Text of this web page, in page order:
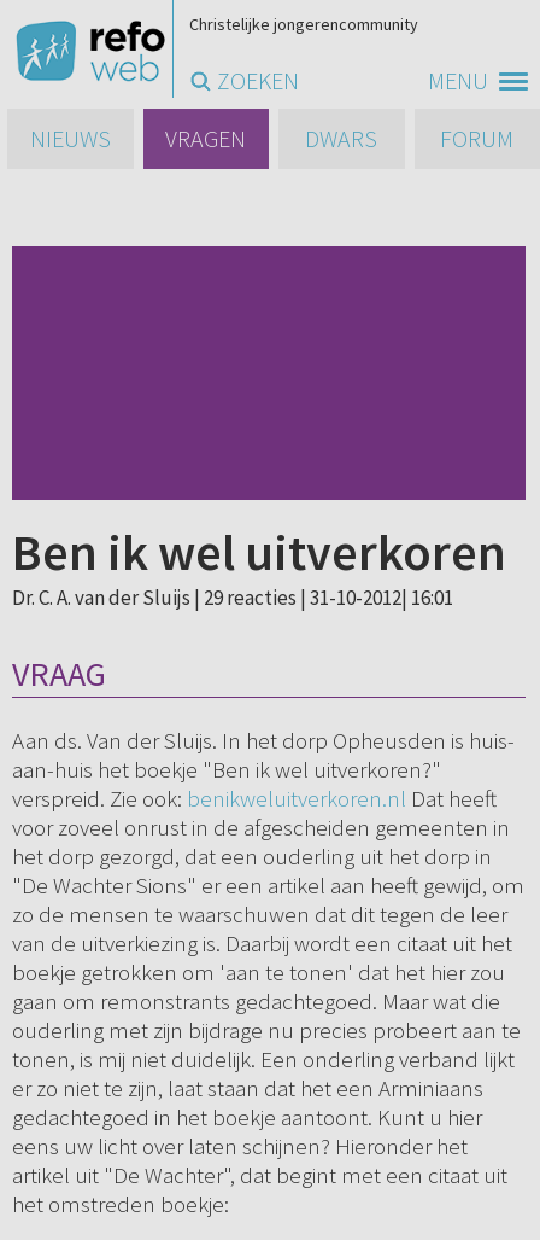
MENU
Christelijke jongerencommunity
ZOEKEN
NIEUWS
VRAGEN DWARS FORUM
Ben ik wel uitverkoren
Dr. C. A. van der Sluijs | 29 reacties | 31-10-2012| 16:01
VRAAG
Aan ds. Van der Sluijs. In het dorp Opheusden is huis-
aan-huis het boekje "Ben ik wel uitverkoren?"
verspreid. Zie ook: benikweluitverkoren.nl Dat heeft
voor zoveel onrust in de afgescheiden gemeenten in
het dorp gezorgd, dat een ouderling uit het dorp in
"De Wachter Sions" er een artikel aan heeft gewijd, om
zo de mensen te waarschuwen dat dit tegen de leer
van de uitverkiezing is. Daarbij wordt een citaat uit het
boekje getrokken om 'aan te tonen' dat het hier zou
gaan om remonstrants gedachtegoed. Maar wat die
ouderling met zijn bijdrage nu precies probeert aan te
tonen, is mij niet duidelijk. Een onderling verband lijkt
er zo niet te zijn, laat staan dat het een Arminiaans
gedachtegoed in het boekje aantoont. Kunt u hier
eens uw licht over laten schijnen? Hieronder het
artikel uit "De Wachter", dat begint met een citaat uit
het omstreden boekje: